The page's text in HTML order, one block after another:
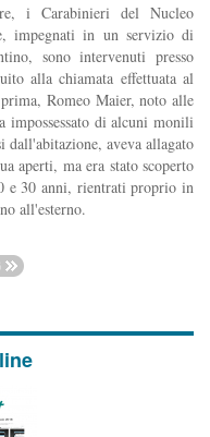
i Carabinieri del Nucleo
impegnati in un servizio di
sono intervenuti presso
alla chiamata effettuata al
Romeo Maier, noto alle
impossessato di alcuni monili
aveva allagato
aperti, ma era stato scoperto
e 30 anni, rientrati proprio in
all'esterno.